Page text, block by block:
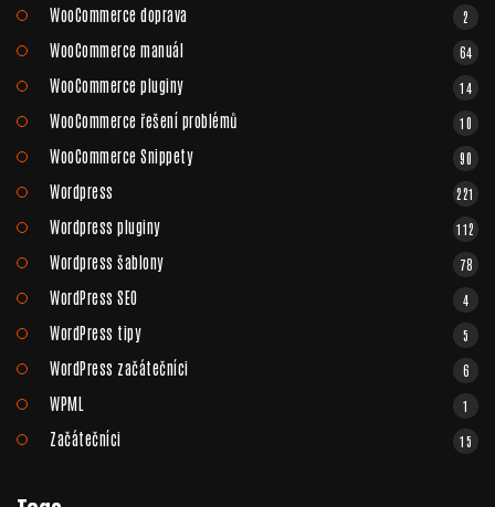
WooCommerce doprava 2
WooCommerce manuál 64
WooCommerce pluginy 14
WooCommerce řešení problémů 10
WooCommerce Snippety 90
Wordpress 221
Wordpress pluginy 112
Wordpress šablony 78
WordPress SEO 4
WordPress tipy 5
WordPress začátečníci 6
WPML 1
Začátečníci 15